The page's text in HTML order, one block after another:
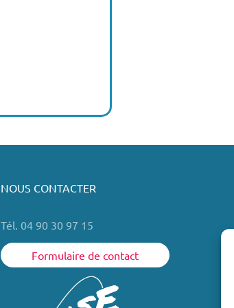
NOUS CONTACTER
Tél. 04 90 30 97 15
Formulaire de contact